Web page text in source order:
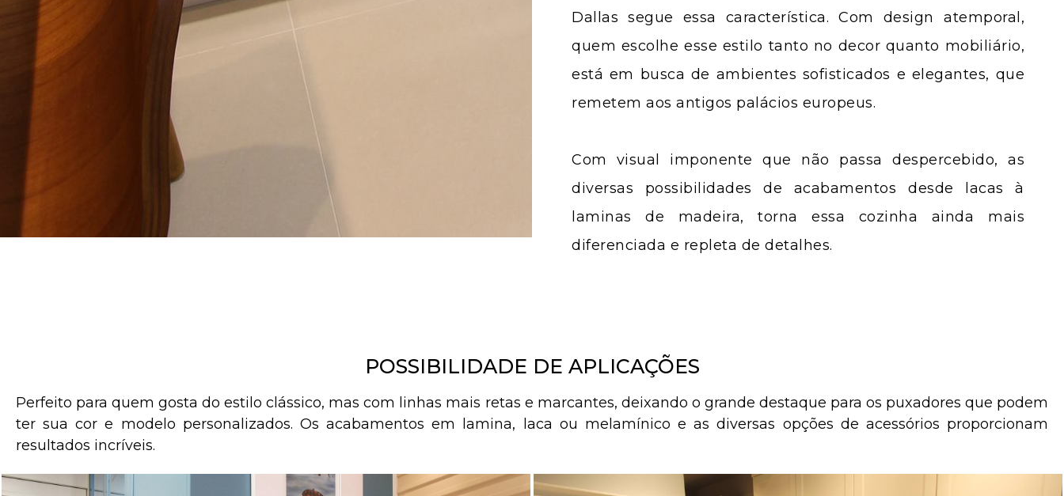
Dallas segue essa característica. Com design atemporal,
quem escolhe esse estilo tanto no decor quanto mobiliário,
está em busca de ambientes sofisticados e elegantes, que
remetem aos antigos palácios europeus.
Com visual imponente que não passa despercebido, as
diversas possibilidades de acabamentos desde lacas à
laminas de madeira, torna essa cozinha ainda mais
diferenciada e repleta de detalhes.
POSSIBILIDADE DE APLICAÇÕES
Perfeito para quem gosta do estilo clássico, mas com linhas mais retas e marcantes, deixando o grande destaque para os puxadores que podem
ter sua cor e modelo personalizados. Os acabamentos em lamina, laca ou melamínico e as diversas opções de acessórios proporcionam
resultados incríveis.